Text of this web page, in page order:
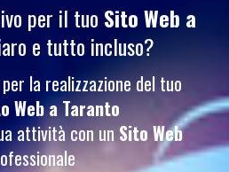
per il tuo Sito Web a
e tutto incluso?
la realizzazione del tuo
Weba Taranto
attività con unSito Web